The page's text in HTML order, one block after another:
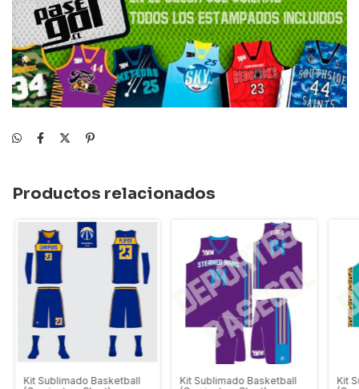
Productos relacionados
Kit Sublimado Basketball
Kit Sublimado Basketball
Kit